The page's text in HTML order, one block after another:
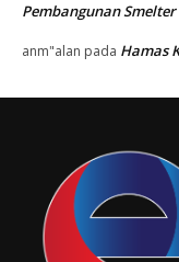
Pembangunan Smelter
anm"alan pada Hamas